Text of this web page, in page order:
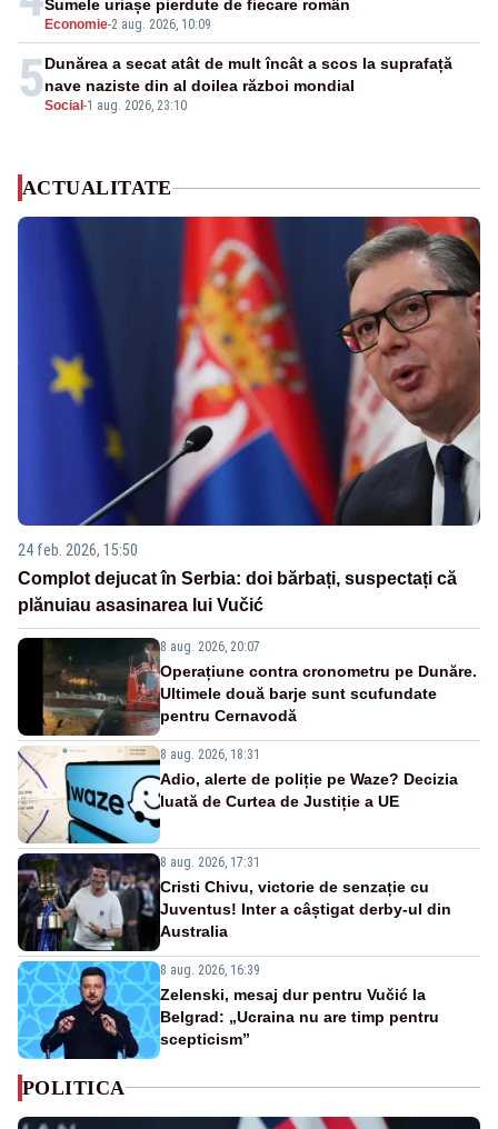
Economie-2 aug. 2026, 10:09
Sumele uriașe pierdute de fiecare român
5Social -1 aug. 2026, 23:10
Dunărea a secat atât de mult încât a scos la suprafață
nave naziste din al doilea război mondial
ACTUALITATE
24 feb. 2026, 15:50
Complot dejucat în Serbia: doi bărbați, suspectați că
plănuiau asasinarea lui Vučić
8 aug. 2026, 20:07
Operațiune contra cronometru pe Dunăre.
Ultimele două barje sunt scufundate
pentru Cernavodă
8 aug. 2026, 18:31
Adio, alerte de poliție pe Waze? Decizia
luată de Curtea de Justiție a UE
8 aug. 2026, 17:31
Cristi Chivu, victorie de senzație cu
Juventus! Inter a câștigat derby-ul din
Australia
8 aug. 2026, 16:39
Zelenski, mesaj dur pentru Vučić la
Belgrad: „Ucraina nu are timp pentru
scepticism”
POLITICA